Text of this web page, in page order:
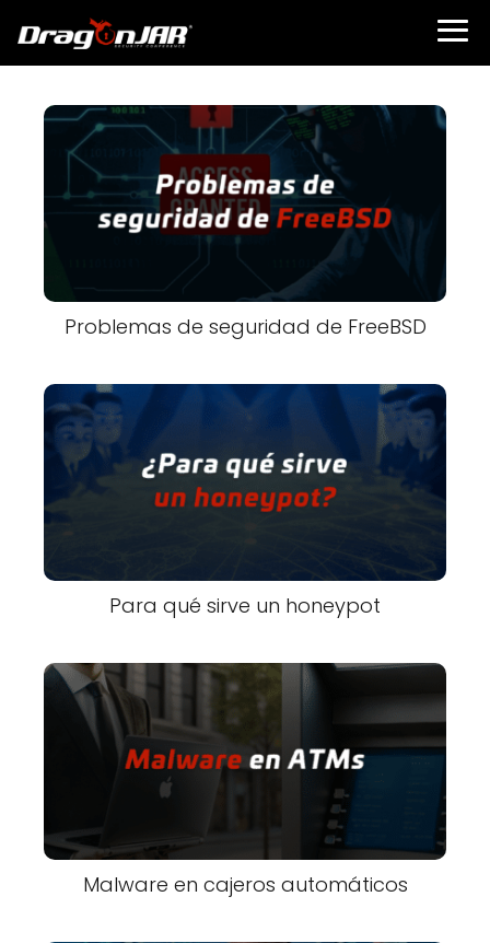
Problemas de seguridad de FreeBSD
Para qué sirve un honeypot
Malware en cajeros automáticos